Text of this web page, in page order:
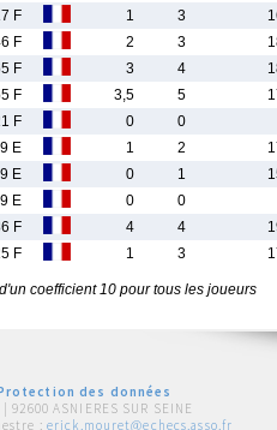
F 1 3
F 2 3
F 3 4
F 3,5 5
F 0 0
E 1 2
E 0 1
E 0 0
F 4 4
F 1 3
coefficient 10 pour tous les joueurs
des données
ASNIERES SUR SEINE
: erick.mouret@echecs.asso.fr